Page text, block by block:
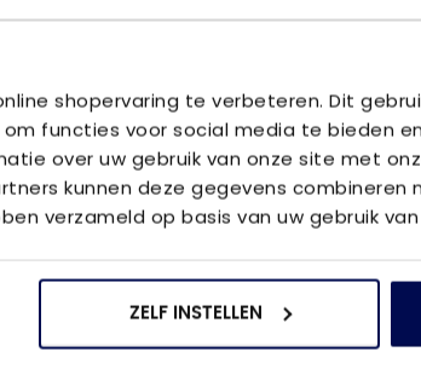
shopervaring te verbeteren. Dit
functies voor social media te bieden
over uw gebruik van onze site met
kunnen deze gegevens
verzameld op basis van uw gebruik van
ZELF INSTELLEN
2voor€85